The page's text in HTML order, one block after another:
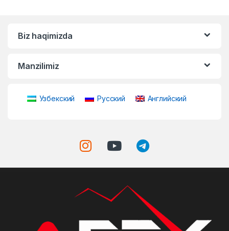
Biz haqimizda
Manzilimiz
Узбекский Русский Английский